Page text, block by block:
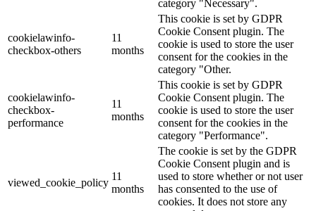
category "Necessary".
cookielawinfo-
checkbox-others
11
months
This cookie is set by GDPR
Cookie Consent plugin. The
cookie is used to store the user
consent for the cookies in the
category "Other.
cookielawinfo-
checkbox-
performance
11
months
This cookie is set by GDPR
Cookie Consent plugin. The
cookie is used to store the user
consent for the cookies in the
category "Performance".
viewed_cookie_policy
11
months
The cookie is set by the GDPR
Cookie Consent plugin and is
used to store whether or not user
has consented to the use of
cookies. It does not store any